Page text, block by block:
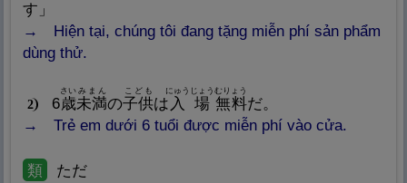
Nghĩa: Trên, phía trên, đưa lên,
す」
Hiện tại, chúng tôi đang tặng miễn phí sản phẩm
dùng thử.
2 6歳
さい
未満
みまん
の子供
こども
は 入場
にゅうじょう
無料
むりょう
だ。
Trẻ em dưới 6 tuổi được miễn phí vào cửa.
類
ただ